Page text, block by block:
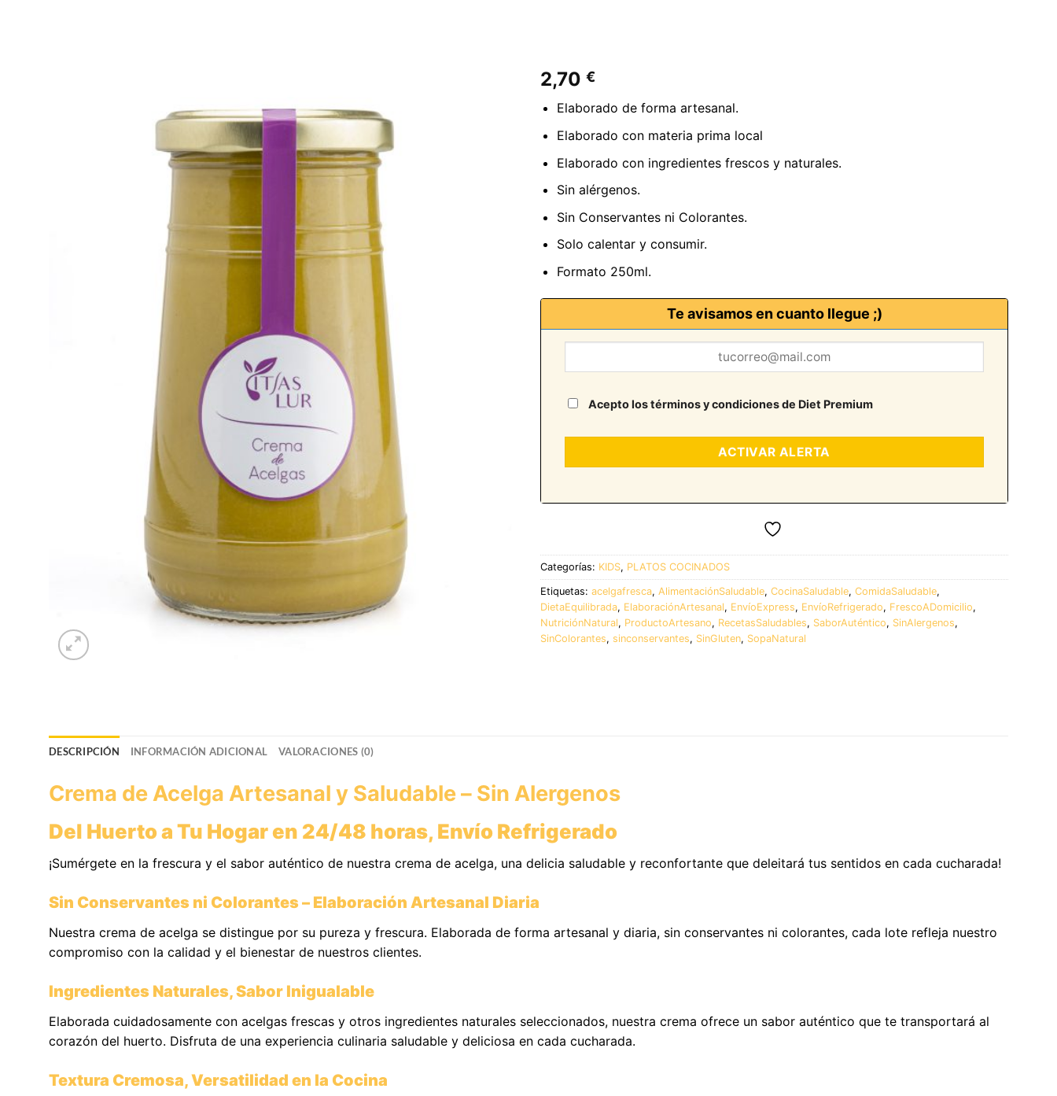
2,70 €
Elaborado de forma artesanal.
Elaborado con materia prima local
Elaborado con ingredientes frescos y naturales.
Sin alérgenos.
Sin Conservantes ni Colorantes.
Solo calentar y consumir.
Formato 250ml.
Te avisamos en cuanto llegue ;)
Acepto los términos y condiciones de Diet Premium
Categorías: KIDS, PLATOS COCINADOS
Etiquetas: acelgafresca, AlimentaciónSaludable, CocinaSaludable, ComidaSaludable,
DietaEquilibrada, ElaboraciónArtesanal, EnvíoExpress, EnvíoRefrigerado, FrescoADomicilio,
NutriciónNatural, ProductoArtesano, RecetasSaludables, SaborAuténtico, SinAlergenos,
SinColorantes, sinconservantes, SinGluten, SopaNatural
DESCRIPCIÓN INFORMACIÓN ADICIONAL VALORACIONES (0)
Crema de Acelga Artesanal y Saludable – Sin Alergenos
Del Huerto a Tu Hogar en 24/48 horas, Envío Refrigerado
¡Sumérgete en la frescura y el sabor auténtico de nuestra crema de acelga, una delicia saludable y reconfortante que deleitará tus sentidos en cada cucharada!
Sin Conservantes ni Colorantes – Elaboración Artesanal Diaria
Nuestra crema de acelga se distingue por su pureza y frescura. Elaborada de forma artesanal y diaria, sin conservantes ni colorantes, cada lote refleja nuestro
compromiso con la calidad y el bienestar de nuestros clientes.
Ingredientes Naturales, Sabor Inigualable
Elaborada cuidadosamente con acelgas frescas y otros ingredientes naturales seleccionados, nuestra crema ofrece un sabor auténtico que te transportará al
corazón del huerto. Disfruta de una experiencia culinaria saludable y deliciosa en cada cucharada.
Textura Cremosa, Versatilidad en la Cocina